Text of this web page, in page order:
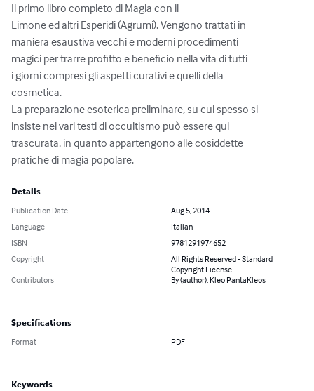
Il primo libro completo di Magia con il
Limone ed altri Esperidi (Agrumi). Vengono trattati in
maniera esaustiva vecchi e moderni procedimenti
magici per trarre profitto e beneficio nella vita di tutti
i giorni compresi gli aspetti curativi e quelli della
cosmetica.
La preparazione esoterica preliminare, su cui spesso si
insiste nei vari testi di occultismo può essere qui
trascurata, in quanto appartengono alle cosiddette
pratiche di magia popolare.
Details
Publication Date
Aug 5, 2014
Language
Italian
ISBN
9781291974652
Copyright
All Rights Reserved - Standard
Copyright License
Contributors
By (author): Kleo PantaKleos
Specifications
Format PDF
Keywords